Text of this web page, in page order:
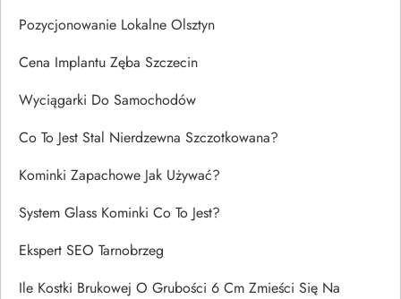
Pozycjonowanie Lokalne Olsztyn
Cena Implantu Zęba Szczecin
Wyciągarki Do Samochodów
Co To Jest Stal Nierdzewna Szczotkowana?
Kominki Zapachowe Jak Używać?
System Glass Kominki Co To Jest?
Ekspert SEO Tarnobrzeg
Ile Kostki Brukowej O Grubości 6 Cm Zmieści Się Na